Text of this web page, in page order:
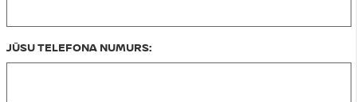
JŪSU TELEFONA NUMURS: